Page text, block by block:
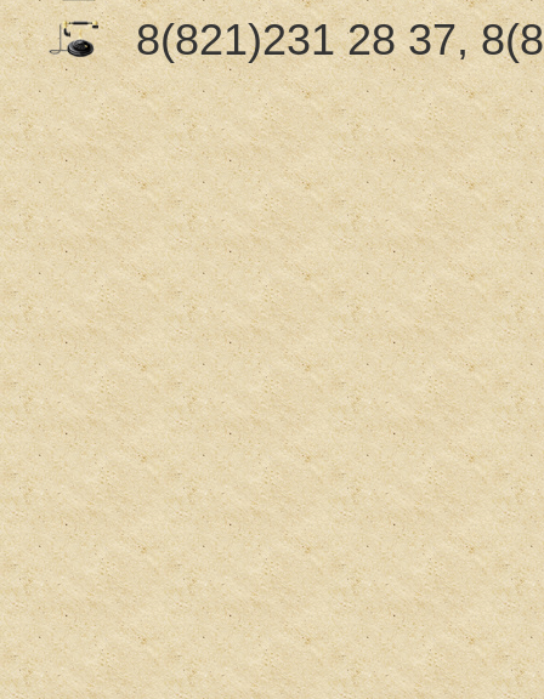
8(821)231 28 37,